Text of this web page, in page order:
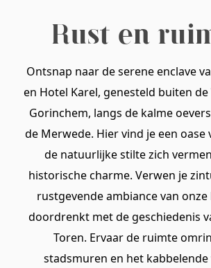
Rust en
Ontsnap naar de serene enclave
en Hotel Karel, genesteld buiten
Gorinchem, langs de kalme
de Merwede. Hier vind je een oase
de natuurlijke stilte zich
historische charme. Verwen je
rustgevende ambiance van
doordrenkt met de geschiedenis
Toren. Ervaar de ruimte
stadsmuren en het kabbelende